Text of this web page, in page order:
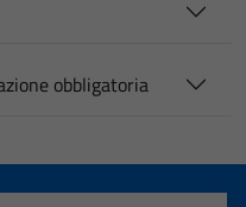
obbligatoria